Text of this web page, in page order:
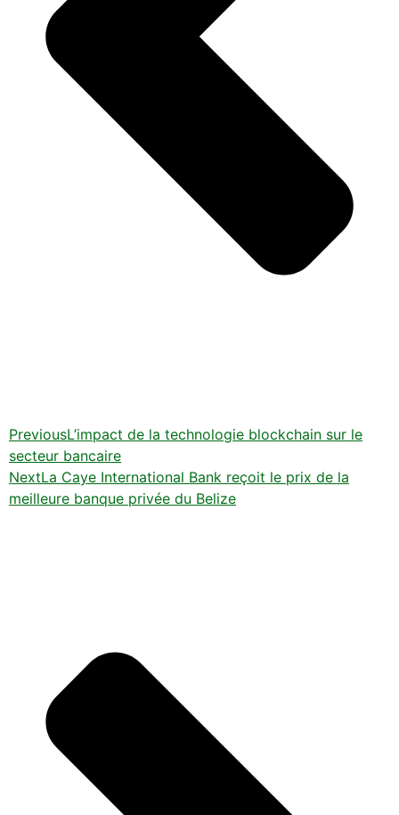
PreviousL’impact de la technologie blockchain sur le
secteur bancaire
NextLa Caye International Bank reçoit le prix de la
meilleure banque privée du Belize